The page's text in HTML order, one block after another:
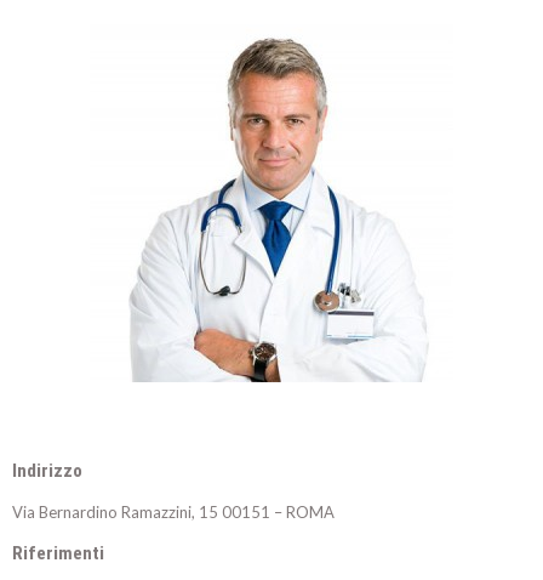
Indirizzo
Via Bernardino Ramazzini, 15 00151 – ROMA
Riferimenti